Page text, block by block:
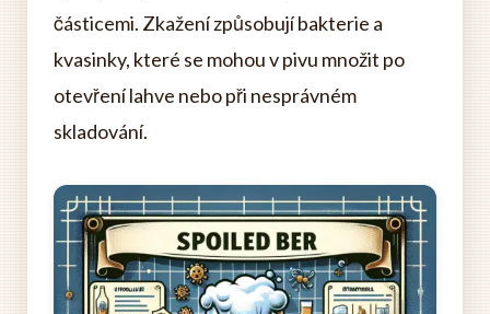
částicemi. Zkažení způsobují bakterie a
kvasinky, které se mohou v pivu množit po
otevření lahve nebo při nesprávném
skladování.